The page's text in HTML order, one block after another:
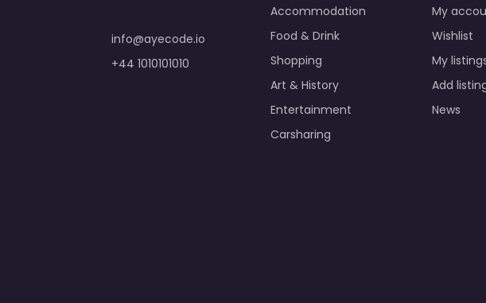
info@ayecode.io
+44 1010101010
Accommodation
Food & Drink
Shopping
Art & History
Entertainment
Carsharing
My
Wishlist
My
Add
News